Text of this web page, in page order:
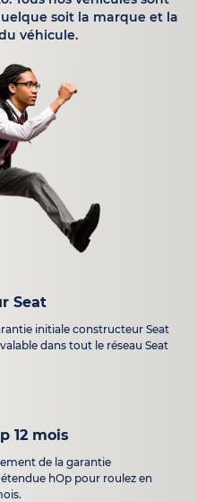
soit la marque et la
véhicule.
Seat
initiale constructeur Seat
dans tout le réseau Seat
12 mois
de la garantie
hOp pour roulez en